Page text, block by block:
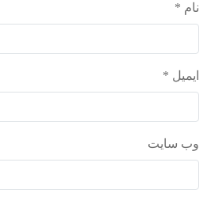
نام *
ایمیل *
وب‌ سایت